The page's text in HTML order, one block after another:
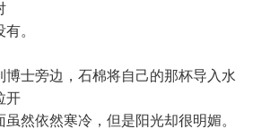
。
士旁边，石棉将自己的那杯导入水
开
然依然寒冷，但是阳光却很明媚。